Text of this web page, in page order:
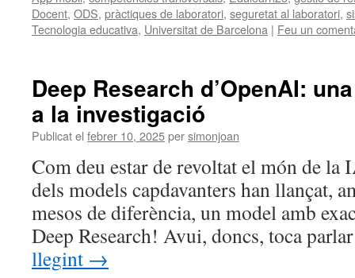
Docent, ODS, pràctiques de laboratori, seguretat al laboratori,
Tecnologia educativa, Universitat de Barcelona | Feu un
Deep Research d’OpenAI:
a la investigació
Publicat el febrer 10, 2025persimonjoan
Com deu estar de revoltat el món de la
dels models capdavanters han llançat,
mesos de diferència, un model amb
Deep Research! Avui, doncs, toca
llegint →